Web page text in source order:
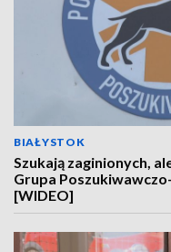
BIAŁYSTOK
Szukają zaginionych,
Grupa
[WIDEO]